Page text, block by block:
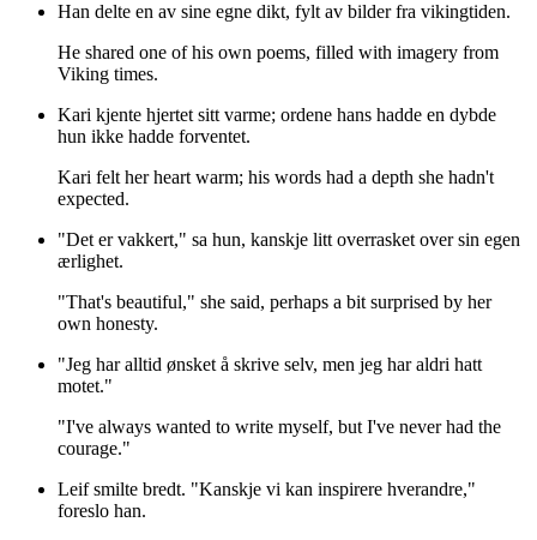
Han delte en av sine egne dikt, fylt av bilder fra vikingtiden.
He shared one of his own poems, filled with imagery from
Viking times.
Kari kjente hjertet sitt varme; ordene hans hadde en dybde
hun ikke hadde forventet.
Kari felt her heart warm; his words had a depth she hadn't
expected.
"Det er vakkert," sa hun, kanskje litt overrasket over sin egen
ærlighet.
"That's beautiful," she said, perhaps a bit surprised by her
own honesty.
"Jeg har alltid ønsket å skrive selv, men jeg har aldri hatt
motet."
"I've always wanted to write myself, but I've never had the
courage."
Leif smilte bredt. "Kanskje vi kan inspirere hverandre,"
foreslo han.